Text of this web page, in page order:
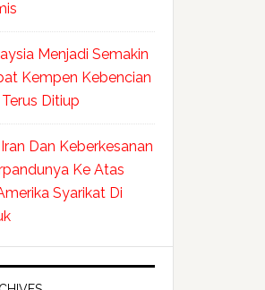
Menjadi Semakin
Kempen Kebencian
Ditiup
Dan Keberkesanan
Ke Atas
Syarikat Di